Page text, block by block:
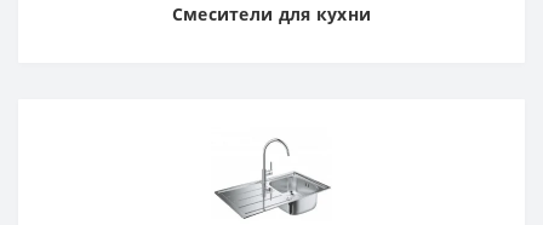
Смесители для кухни